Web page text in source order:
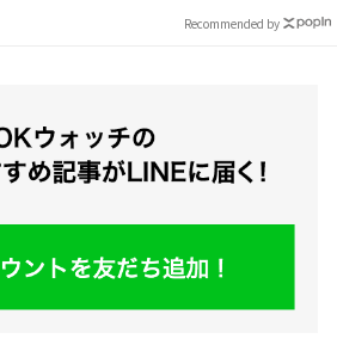
Recommended by